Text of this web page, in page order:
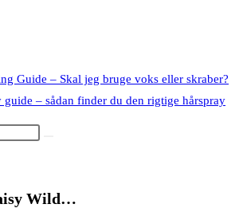
Guide – Skal jeg bruge voks eller skraber?
guide – sådan finder du den rigtige hårspray
Wild…